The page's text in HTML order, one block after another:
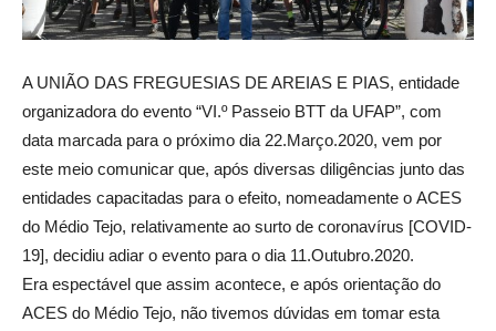
A UNIÃO DAS FREGUESIAS DE AREIAS E PIAS, entidade
organizadora do evento “VI.º Passeio BTT da UFAP”, com
data marcada para o próximo dia 22.Março.2020, vem por
este meio comunicar que, após diversas diligências junto das
entidades capacitadas para o efeito, nomeadamente o ACES
do Médio Tejo, relativamente ao surto de coronavírus [COVID-
19], decidiu adiar o evento para o dia 11.Outubro.2020.
Era espectável que assim acontece, e após orientação do
ACES do Médio Tejo, não tivemos dúvidas em tomar esta